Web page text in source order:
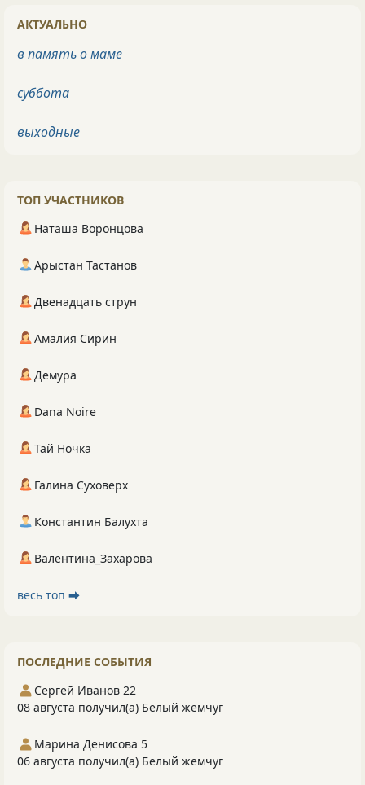
АКТУАЛЬНО
в память о маме
суббота
выходные
ТОП УЧАСТНИКОВ
Наташа Воронцова
Арыстан Тастанов
Двенадцать струн
Амалия Сирин
Демура
Dana Noire
Тай Ночка
Галина Суховерх
Константин Балухта
Валентина_Захарова
весь топ ⮕
ПОСЛЕДНИЕ СОБЫТИЯ
Сергей Иванов 22
08 августа получил(а) Белый жемчуг
Марина Денисова 5
06 августа получил(а) Белый жемчуг